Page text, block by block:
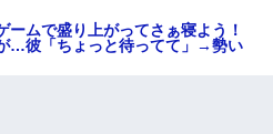
ムで盛り上がってさぁ寝よう！
…彼「ちょっと待ってて」→勢い